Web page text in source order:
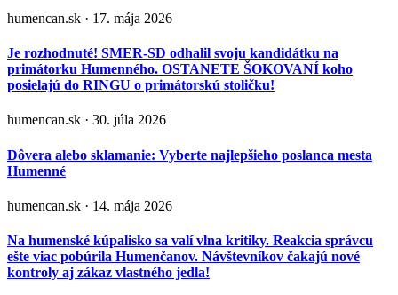
humencan.sk · 17. mája 2026
Je rozhodnuté! SMER-SD odhalil svoju kandidátku na
primátorku Humenného. OSTANETE ŠOKOVANÍ koho
posielajú do RINGU o primátorskú stoličku!
humencan.sk · 30. júla 2026
Dôvera alebo sklamanie: Vyberte najlepšieho poslanca mesta
Humenné
humencan.sk · 14. mája 2026
Na humenské kúpalisko sa valí vlna kritiky. Reakcia správcu
ešte viac pobúrila Humenčanov. Návštevníkov čakajú nové
kontroly aj zákaz vlastného jedla!